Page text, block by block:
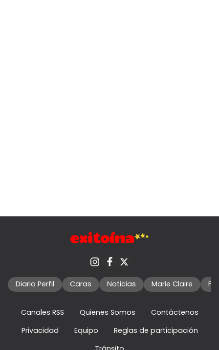
Diario Perfil Caras Noticias Marie Claire
Canales RSS Quienes Somos
Contáctenos
Privacidad
Equipo
Reglas de participación